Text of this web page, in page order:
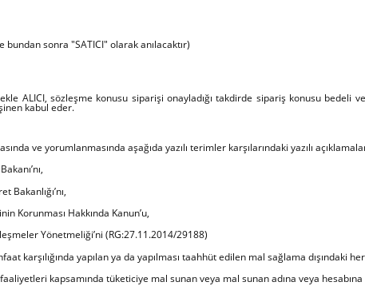
bundan sonra "SATICI" olarak anılacaktır)
ALICI, sözleşme konusu siparişi onayladığı takdirde sipariş konusu
kabul eder.
ve yorumlanmasında aşağıda yazılı terimler karşılarındaki yazılı
Bakanlığı’nı,
Korunması Hakkında Kanun’u,
Yönetmeliği’ni (RG:27.11.2014/29188)
karşılığında yapılan ya da yapılması taahhüt edilen mal sağlama dışındaki
kapsamında tüketiciye mal sunan veya mal sunan adına veya